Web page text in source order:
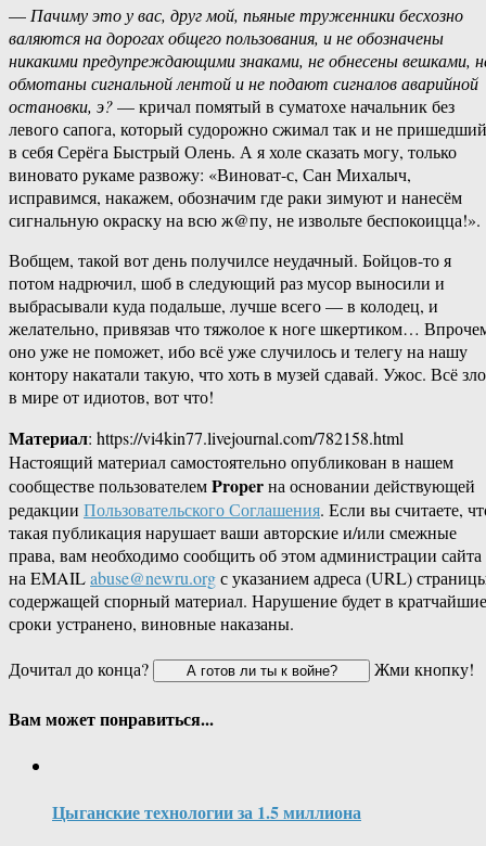
—Пачиму это у вас, друг мой, пьяные труженники бесхозно
валяются на дорогах общего пользования, и не обозначены
никакими предупреждающими знаками, не обнесены вешками,
обмотаны сигнальной лентой и не подают сигналов аварийной
остановки, э?— кричал помятый в суматохе начальник без
левого сапога, который судорожно сжимал так и не пришедший
в себя Серёга Быстрый Олень. А я холе сказать могу, только
виновато рукаме развожу: «Виноват-с, Сан Михалыч,
исправимся, накажем, обозначим где раки зимуют и нанесём
сигнальную окраску на всю ж@пу, не извольте беспокоицца!».
Вобщем, такой вот день получилсе неудачный. Бойцов-то я
потом надрючил, шоб в следующий раз мусор выносили и
выбрасывали куда подальше, лучше всего — в колодец, и
желательно, привязав что тяжолое к ноге шкертиком…
оно уже не поможет, ибо всё уже случилось и телегу на нашу
контору накатали такую, что хоть в музей сдавай. Ужос. Всё зло
в мире от идиотов, вот что!
Материал: https://vi4kin77.livejournal.com/782158.html
Настоящий материал самостоятельно опубликован в нашем
сообществе пользователемProperна основании действующей
редакции Пользовательского Соглашения. Если вы считаете,
такая публикация нарушает ваши авторские и/или смежные
права, вам необходимо сообщить об этом администрации сайта
на EMAILabuse@newru.orgс указанием адреса (URL)
содержащей спорный материал. Нарушение будет в кратчайшие
сроки устранено, виновные наказаны.
Дочитал до конца?
Жми кнопку!
Вам может понравиться...
Цыганские технологии за 1.5 миллиона